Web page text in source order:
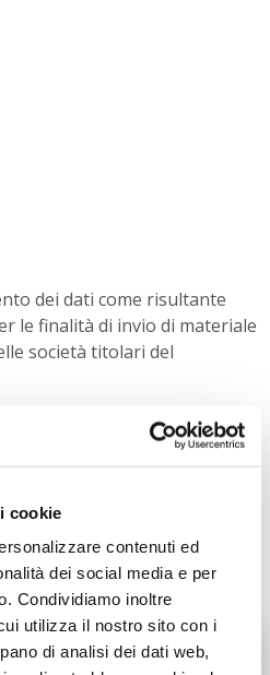
cookie
contenuti ed
dei social media e per
Condividiamo inoltre
utilizza il nostro sito con i
di analisi dei dati web,
dei dati come risultante
le finalità di invio di materiale
società titolari del
Umane